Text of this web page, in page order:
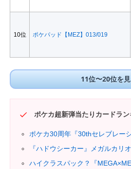
10位 ポケパッド【MEZ】013/019
11位〜20位を
ポケカ超新弾当たりカードラン
ポケカ30周年『30thセレブレー
『ハドウシーカー』メガルカリ
ハイクラスパック？『